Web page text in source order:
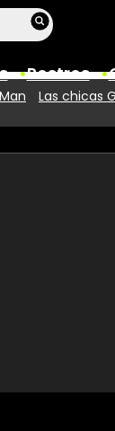
Rostros
Las chicas